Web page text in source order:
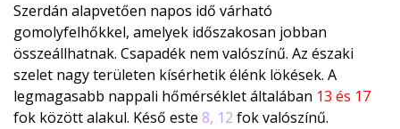
Szerdán alapvetően napos idő várható
gomolyfelhőkkel, amelyek időszakosan jobban
összeállhatnak. Csapadék nem valószínű. Az északi
szelet nagy területen kísérhetik élénk lökések. A
legmagasabb nappali hőmérséklet általában 13 és 17
fok között alakul. Késő este 8, 12 fok valószínű.